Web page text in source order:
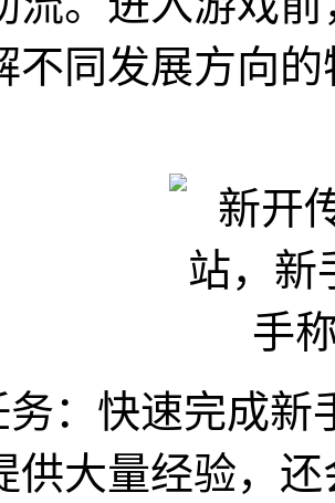
不同发展方向
务：快速完成
供大量经验，